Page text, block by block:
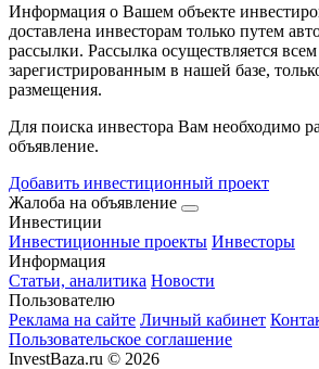
Информация о Вашем объекте
доставлена инвесторам только путем
рассылки. Рассылка осуществляется
зарегистрированным в нашей базе,
размещения.
Для поиска инвестора Вам необходимо
объявление.
Добавить инвестиционный проект
Жалоба на объявление
Инвестиции
Инвестиционные проекты Инвесторы
Информация
Статьи, аналитика Новости
Пользователю
Реклама на сайте Личный кабинет
Пользовательское соглашение
InvestBaza.ru © 2026